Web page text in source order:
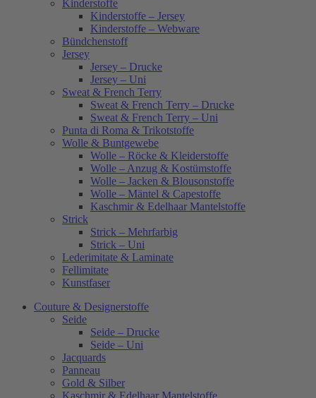
Kinderstoffe
Kinderstoffe – Jersey
Kinderstoffe – Webware
Bündchenstoff
Jersey
Jersey – Drucke
Jersey – Uni
Sweat & French Terry
Sweat & French Terry – Drucke
Sweat & French Terry – Uni
Punta di Roma & Trikotstoffe
Wolle & Buntgewebe
Wolle – Röcke & Kleiderstoffe
Wolle – Anzug & Kostümstoffe
Wolle – Jacken & Blousonstoffe
Wolle – Mäntel & Capestoffe
Kaschmir & Edelhaar Mantelstoffe
Strick
Strick – Mehrfarbig
Strick – Uni
Lederimitate & Laminate
Fellimitate
Kunstfaser
Couture & Designerstoffe
Seide
Seide – Drucke
Seide – Uni
Jacquards
Panneau
Gold & Silber
Kaschmir & Edelhaar Mantelstoffe